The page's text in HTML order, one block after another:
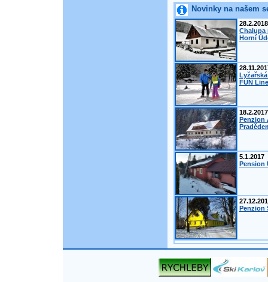
Novinky na našem
28.2.2018
Chalupa
Horní
FUN
18.2.2017
Penzion
5.1.2017
Pension
Penzion